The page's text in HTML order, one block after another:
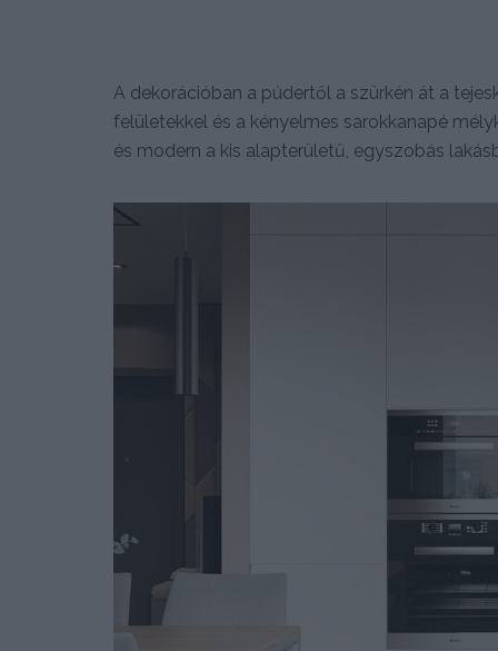
A dekorációban a púdertől a szürkén át a
felületekkel és a kényelmes sarokkanapé
és modern a kis alapterületű, egyszobás